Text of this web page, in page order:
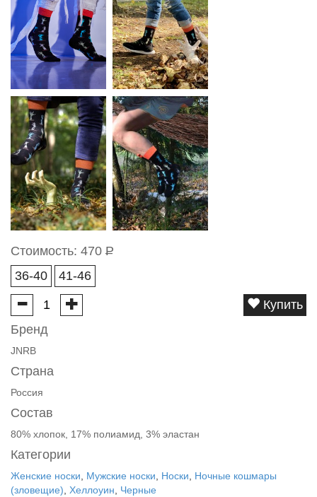
Стоимость: 470 Р
36-40
41-46
Купить
Бренд
JNRB
Страна
Россия
Состав
80% хлопок, 17% полиамид, 3% эластан
Категории
Женские носки Мужские носки Носки
Ночные кошмары
(зловещие)
Хеллоуин Черные